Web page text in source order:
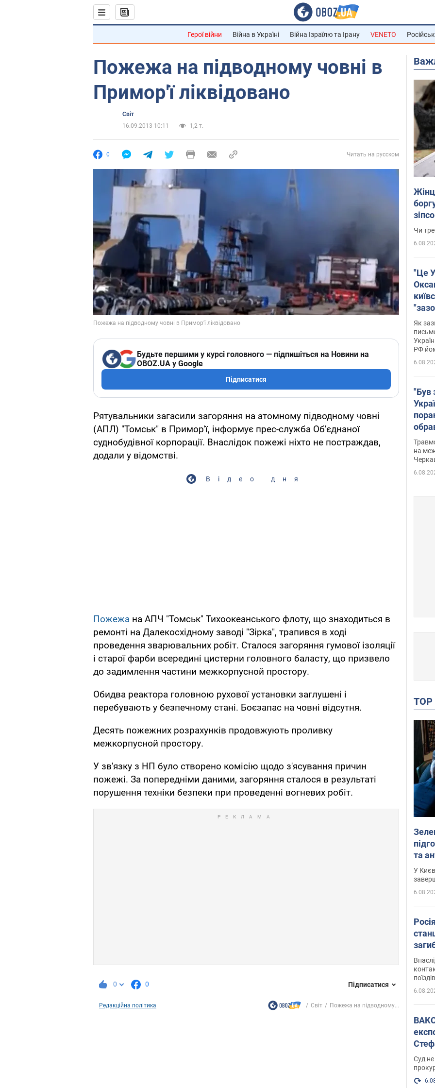
Герої війни Війна в Україні Війна Ізраїлю та Ірану VENETO
Пожежа на підводному човні в
Примор'ї ліквідовано
Світ
16.09.2013 10:11
1,2 т.
0 Читать на русском
Будьте першими у курсі головного — підпишіться на Новини на
OBOZ.UA у Google
Підписатися
Рятувальники загасили загоряння на атомному підводному човні
(АПЛ) "Томськ" в Примор'ї, інформує прес-служба Об'єднаної
суднобудівної корпорації. Внаслідок пожежі ніхто не постраждав,
додали у відомстві.
Відео дня
Пожежа на АПЧ "Томськ" Тихоокеанського флоту, що знаходиться в
ремонті на Далекосхідному заводі "Зірка", трапився в ході
проведення зварювальних робіт. Сталося загоряння гумової ізоляції
і старої фарби всередині цистерни головного баласту, що призвело
до задимлення частини межкорпусной простору.
Обидва реактора головною рухової установки заглушені і
перебувають у безпечному стані. Боєзапас на човні відсутня.
Десять пожежних розрахунків продовжують проливку
межкорпусной простору.
У зв'язку з НП було створено комісію щодо з'ясування причин
пожежі. За попередніми даними, загоряння сталося в результаті
порушення техніки безпеки при проведенні вогневих робіт.
0 0 Підписатися
Редакційна політика Світ Пожежа на підводному...
Чи
"Це
Як
РФ
"Був
Фото
на
та антибалістичної програми
У
ВАКС обрав
Суд